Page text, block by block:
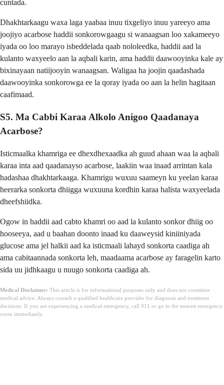
cuntada.
Dhakhtarkaagu waxa laga yaabaa inuu tixgeliyo inuu yareeyo ama
joojiyo acarbose haddii sonkorowgaagu si wanaagsan loo xakameeyo
iyada oo loo marayo isbeddelada qaab nololeedka, haddii aad la
kulanto waxyeelo aan la aqbali karin, ama haddii daawooyinka kale ay
bixinayaan natiijooyin wanaagsan. Waligaa ha joojin qaadashada
daawooyinka sonkorowga ee la qoray iyada oo aan la helin hagitaan
caafimaad.
S5. Ma Cabbi Karaa Alkolo Anigoo Qaadanaya
Acarbose?
Isticmaalka khamriga ee dhexdhexaadka ah guud ahaan waa la aqbali
karaa inta aad qaadanayso acarbose, laakiin waa inaad arrintan kala
hadashaa dhakhtarkaaga. Khamrigu wuxuu saameyn ku yeelan karaa
heerarka sonkorta dhiigga wuxuuna kordhin karaa halista waxyeelada
dheefshiidka.
Ogow in haddii aad cabto khamri oo aad la kulanto sonkor dhiig oo
hooseeya, aad u baahan doonto inaad ku daaweysid kiniiniyada
glucose ama jel halkii aad ka isticmaali lahayd sonkorta caadiga ah
ama cabitaannada sonkorta leh, maadaama acarbose ay faragelin karto
sida uu jidhkaagu u nuugo sonkorta caadiga ah.
Medical Disclaimer: This article is for informational purposes only and does not constitute
medical advice. Always consult a qualified healthcare provider for diagnosis and treatment
decisions. If you are experiencing a medical emergency, call 911 or go to the nearest emergency
room immediately.